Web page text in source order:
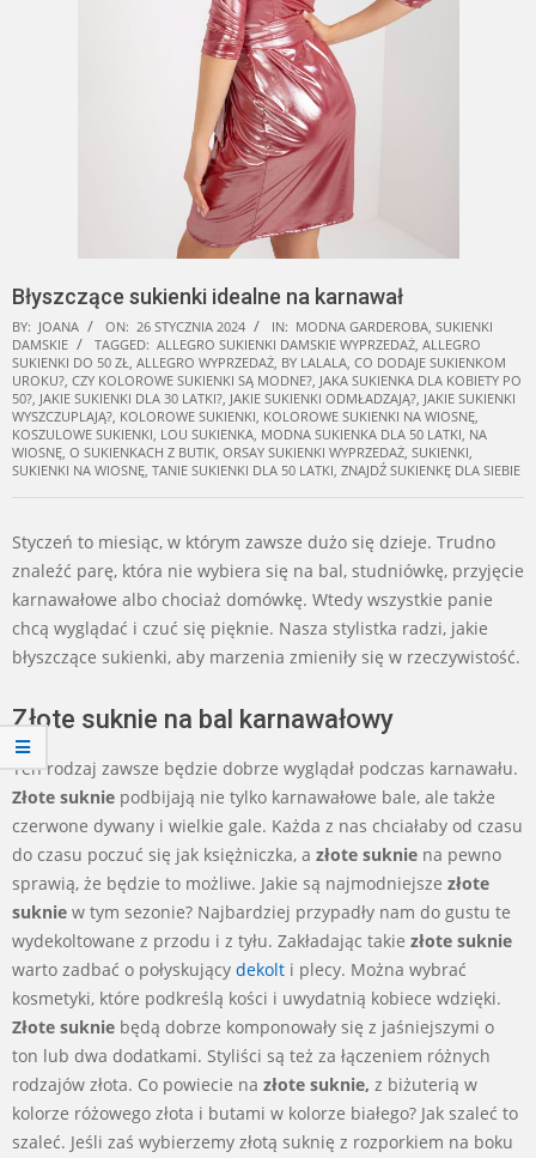
Błyszczące sukienki idealne na karnawał
BY: JOANA ON: 26 STYCZNIA 2024 IN: MODNA GARDEROBA, SUKIENKI
DAMSKIE
TAGGED: ALLEGRO SUKIENKI DAMSKIE WYPRZEDAŻ, ALLEGRO
SUKIENKI DO 50 ZŁ, ALLEGRO WYPRZEDAŻ, BY LALALA, CO DODAJE SUKIENKOM
UROKU?, CZY KOLOROWE SUKIENKI SĄ MODNE?, JAKA SUKIENKA DLA KOBIETY PO
50?, JAKIE SUKIENKI DLA 30 LATKI?, JAKIE SUKIENKI ODMŁADZAJĄ?, JAKIE SUKIENKI
WYSZCZUPLAJĄ?, KOLOROWE SUKIENKI, KOLOROWE SUKIENKI NA WIOSNĘ,
KOSZULOWE SUKIENKI, LOU SUKIENKA, MODNA SUKIENKA DLA 50 LATKI, NA
WIOSNĘ, O SUKIENKACH Z BUTIK, ORSAY SUKIENKI WYPRZEDAŻ, SUKIENKI,
SUKIENKI NA WIOSNĘ, TANIE SUKIENKI DLA 50 LATKI, ZNAJDŹ SUKIENKĘ DLA SIEBIE
Styczeń to miesiąc, w którym zawsze dużo się dzieje. Trudno
znaleźć parę, która nie wybiera się na bal, studniówkę, przyjęcie
karnawałowe albo chociaż domówkę. Wtedy wszystkie panie
chcą wyglądać i czuć się pięknie. Nasza stylistka radzi, jakie
błyszczące sukienki, aby marzenia zmieniły się w rzeczywistość.
Złote suknie na bal karnawałowy
Ten rodzaj zawsze będzie dobrze wyglądał podczas karnawału.
Złote suknie podbijają nie tylko karnawałowe bale, ale także
czerwone dywany i wielkie gale. Każda z nas chciałaby od czasu
do czasu poczuć się jak księżniczka, a złote suknie na pewno
sprawią, że będzie to możliwe. Jakie są najmodniejsze złote
suknie w tym sezonie? Najbardziej przypadły nam do gustu te
wydekoltowane z przodu i z tyłu. Zakładając takie złote suknie
warto zadbać o połyskujący dekolt i plecy. Można wybrać
kosmetyki, które podkreślą kości i uwydatnią kobiece wdzięki.
Złote suknie będą dobrze komponowały się z jaśniejszymi o
ton lub dwa dodatkami. Styliści są też za łączeniem różnych
rodzajów złota. Co powiecie na złote suknie, z biżuterią w
kolorze różowego złota i butami w kolorze białego? Jak szaleć to
szaleć. Jeśli zaś wybierzemy złotą suknię z rozporkiem na boku